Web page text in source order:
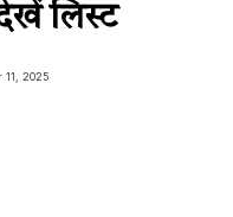
लिस्ट
11, 2025